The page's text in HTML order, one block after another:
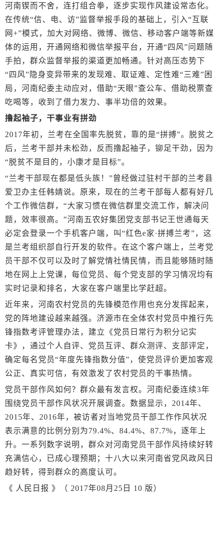
河南锲而不舍，连打组合拳，逐步实现作风建设常态化。
在传统“信、电、访”监督举报手段的基础上，引入“互联
网+”模式，加大对网络、微博、微信、移动客户端等新媒
体的运用，开通网络和微信举报平台，开通“四风”问题随
手拍，群众监督举报的渠道更加畅通。针对高压态势下
“四风”隐身变异带来的发现难、取证难、定性难“三难”困
局，河南纪委主动应对，借助“天眼”查公车、借助税票查
吃喝等，收到了借力发力、事半功倍的效果。
撸起袖子，干事业有拼劲
2017年初，兰考在全国率先脱贫，靠的是“拼搏”。脱贫之
后，兰考干部并未松劲，反而撸起袖子，铆足干劲，因为
“脱贫不是目的，小康才是目标”。
“兰考干部现在都是低头族！”曾经做过驻村干部的兰考县
爱卫办主任韩婧说。原来，现在的兰考干部每人都有好几
个工作微信群，“大家习惯在微信群里交流工作，解决问
题，效率很高。”河南五农好集团党支部书记王世通每天
必定会登录一个手机客户端，叫“红色e家·拼搏兰考”，这
是兰考组织部自行开发的软件。在这个客户端上，兰考党
员干部不仅可以及时了解党情社情民情，而且能够随时随
地在网上上党课，每位党员、每个党支部的学习情况均有
实时记录和排名，大家在客户端里比学赶超。
近年来，河南农村党员的先锋模范作用也充分发挥起来，
党的阵地建设越来越强。济源市在全体农村党员中推行先
锋指数考评管理办法，建立《党员日常行为积分记实
卡》，通过个人自评、党员互评、群众测评、支部评定，
确定每名党员“年度先锋指数分值”，使党员评价更加客观
公正、真实可信，有效激发了农村党员的干事热情。
党员干部作风如何？群众最有发言权。河南纪委连续3年
围绕党员干部作风状况开展调查。数据显示，2014年、
2015年、2016年，被访者对当地党员干部工作作风状况
表示满意的比例分别为79.4%、84.4%、87.7%，逐年上
升。一系列数字说明，群众对河南党员干部作风持续好转
充满信心，已成心理预期；十八大以来河南省党风政风日
趋好转，得到群众的高度认可。
《 人民日报 》（ 2017年08月25日 10 版）